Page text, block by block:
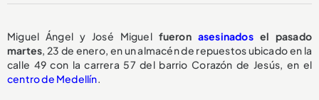
Miguel Ángel y José Miguelfueron asesinadosel pasado
martes, 23 de enero, en un almacén de repuestos ubicado en la
calle 49 con la carrera 57 del barrio Corazón de Jesús, en el
centro de Medellín.